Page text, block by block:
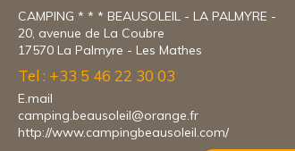
CAMPING * * * BEAUSOLEIL - LA PALMYRE -
20, avenue de La Coubre
17570 La Palmyre - Les Mathes
Tel : +33 5 46 22 30 03
E.mail
camping.beausoleil@orange.fr
http://www.campingbeausoleil.com/